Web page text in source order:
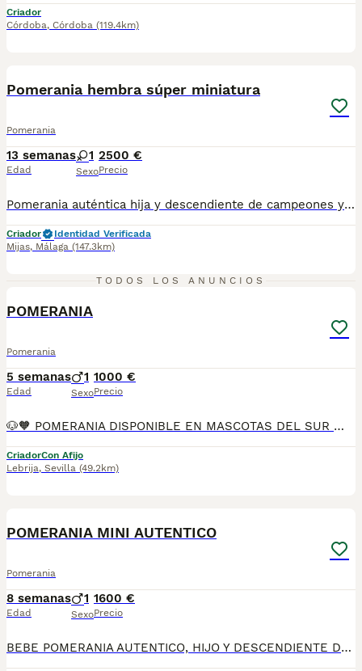
Criador
Córdoba, Córdoba (119.4km)
Pomerania hembra súper miniatura
Pomerania
13 semanas
Edad
1
Sexo
2500 €
Precio
Pomerania auténtica hija y descendiente de campeones y multicampeones. Chata, peluda y súper súper miniatura. Lista para entregar. Maxima calidad y precio especial verano!!!
Criador
Identidad Verificada
Mijas, Málaga (147.3km)
TODOS LOS ANUNCIOS
POMERANIA
Pomerania
5 semanas
Edad
1
Sexo
1000 €
Precio
🐶🧡 POMERANIA DISPONIBLE EN MASCOTAS DEL SUR 🧡🐶 Si buscas un compañero pequeño, elegante y con un carácter encantador, en Mascotas del Sur tenemos disponible un precioso Pomerania, criado con mucho cariño, atención personalizada y en un ambiente familiar desde sus primeros días de vida. Somos un criadero con Núcleo Zoológico autorizado, licencia de apertura y código de explotación, ofreciendo confianza, transparencia y todas las garantías para que puedas incorporar a tu familia un cachorro criado de forma responsable. 📍 Ubicados en Sevilla 📞 611 723 226 📸 Instagram: @mimascotasdelsur057 Descubre más fotos y vídeos reales de nuestros cachorros. Nuestro cachorro se entrega: ✅ Revisado por veterinario. ✅ Con microchip. ✅ Pasaporte y cartilla sanitaria. ✅ Vacunado y desparasitado. ✅ Contrato con garantías víricas y congénitas. 🚚 Realizamos envíos a toda España. (El coste del transporte no está incluido en el precio del cachorro). También ofrecemos: 🏡 Recogida en nuestras instalaciones. 📱 Videollamada para conocer al cachorro antes de realizar la reserva. 🔒 Posibilidad de reserva y pago contrareembolso. 💶 El precio publicado en el anuncio es el precio real. 🐾 Nuestros Pomeranias crecen rodeados de cariño, atención diaria y una excelente socialización, favoreciendo un carácter equilibrado y una adaptación sencilla a su nuevo hogar. Solo atendemos a personas realmente interesadas en ofrecer un hogar responsable, lleno de amor, respeto y cuidados para toda la vida. #Pomerania #Pomeranian #SpitzAleman #PomeraniaEspaña #CachorroPomerania #PerrosDeCompañia #MascotasDelSur057 #MascotasDelSur #CachorrosSevilla #CriaderoAutorizado #NucleoZoologico #CachorrosConAmor #PerrosFelices #CachorrosEspaña #AmorAnimal
CriadorCon Afijo
Lebrija, Sevilla (49.2km)
POMERANIA MINI AUTENTICO
Pomerania
8 semanas
Edad
1
Sexo
1600 €
Precio
BEBE POMERANIA AUTENTICO, HIJO Y DESCENDIENTE DE CAMPEONES, MACHO. TAMAÑO PEQUEÑO , COLOR NARANJA. EXCELENTE CALIDAD A PRECIO EXCEPCIONAL ESPECIAL AGOSTO. PRECIO DESDE 1.600. PARA MAS INFO AL 633724800 WHATSAPP